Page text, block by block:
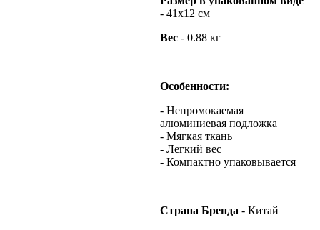
- 41х12 см
Вес - 0.88 кг
Особенности:
- Непромокаемая
алюминиевая подложка
- Мягкая ткань
- Легкий вес
- Компактно упаковывается
Страна Бренда - Китай